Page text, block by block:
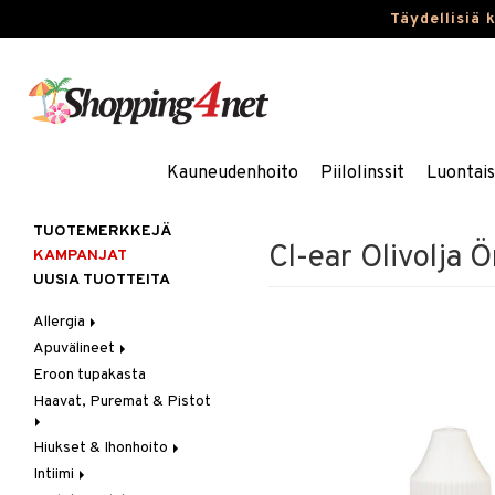
Täydellisiä
Kauneudenhoito Piilolinssit
Cl-ear Olivolja
TUOTEMERKKEJÄ
KAMPANJAT
UUSIA TUOTTEITA
Allergia
Nenäsuihkeet
Silmätipat
Apuvälineet
Hygienia
Kävely & Seisominen
Saa kiinni & Ylety
Eroon tupakasta
Haavat, Puremat & Pistot
Ensiapu
Haavat
Hiukset & Ihonhoito
Erityistuotteet
Intiimi